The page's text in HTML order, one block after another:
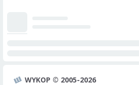
WYKOP © 2005-2026